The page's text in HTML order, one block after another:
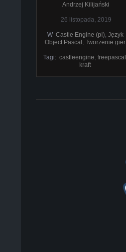
Andrzej Kilijański
26 listopada, 2019
W Castle Engine (pl), Język
Object Pascal Tworzenie gier
Tagi: castleengine freepascal
kraft